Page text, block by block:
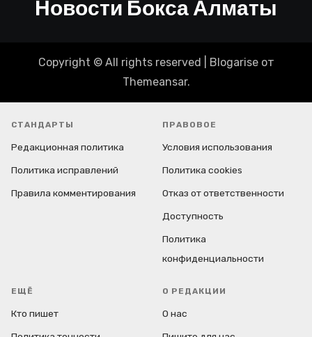
Новости Бокса Алматы
Copyright © All rights reserved Blogariseот
Themeansar.
СТАНДАРТЫ
Редакционная политика
Политика исправлений
Правила комментирования
ПРАВОВОЕ
Условия использования
Политика cookies
Отказ от ответственности
Доступность
Политика
конфиденциальности
ЕЩЁ
Кто пишет
О РЕДАКЦИИ
О нас